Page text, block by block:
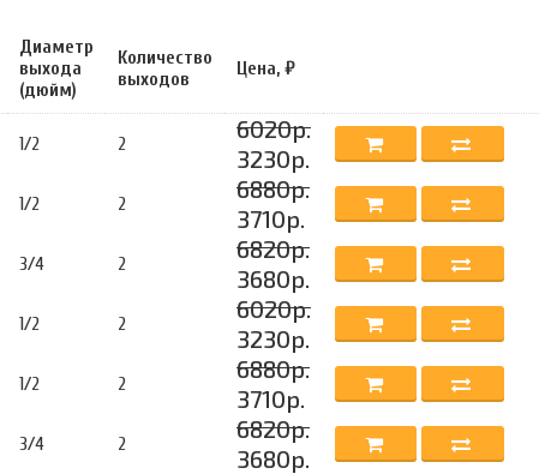
Диаметр
выхода
(дюйм)
Количество
выходов
Цена, ₽
1/2 2
6020р.
3230р.
1/2 2
6880р.
3710р.
3/4 2
6820р.
3680р.
1/2 2
6020р.
3230р.
1/2 2
6880р.
3710р.
3/4 2
6820р.
3680р.